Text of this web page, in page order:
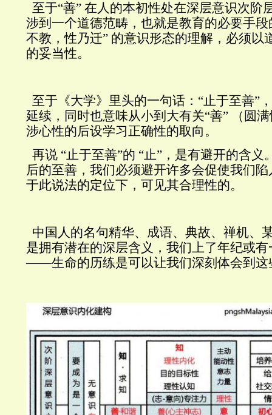
至于“善” 在人的本初性处在深层意识次阶
涉到一个道德范畴，也就是教育的必要手
不教，性乃迁” 的意识形态的理解，必须以
的妥当性。
至于《大学》里头的一句话：“止于至善”
延续，同时也意味从小到大有关“善”
（圆
涉心性的后设学习正确性的取向。
再说 “止于至善”的 “止”，是有避开的含义
后的至善，我们必须避开许多会促使我们陷
于此说法的定位下，可见其合理性的。
中国人的名句精华、成语、典故、禅机、
是拥有潜在的深层含义，我们上了年纪或
——生命的历练是可以让我们深刻体会到这